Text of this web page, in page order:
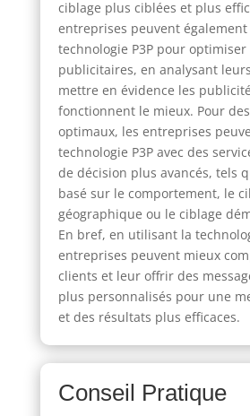
ciblage plus ciblées et plus
entreprises peuvent
technologie P3P pour optimiser
publicitaires, en analysant
mettre en évidence les
fonctionnent le mieux. Pour
optimaux, les entreprises
technologie P3P avec des
de décision plus avancés, tels
basé sur le comportement, le
géographique ou le ciblage
En bref, en utilisant la
entreprises peuvent mieux
clients et leur offrir des
plus personnalisés pour une
et des résultats plus efficaces.
Conseil Pratique